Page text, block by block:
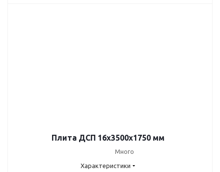
Плита ДСП 16х3500х1750 мм
Много
Характеристики